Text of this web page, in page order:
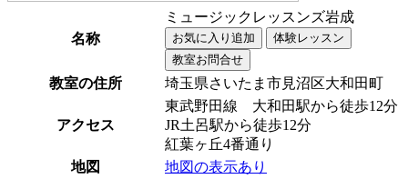
名称
ミュージックレッスンズ岩成
教室の住所 埼玉県さいたま市見沼区大和田町
アクセス
東武野田線 大和田駅から徒歩12分
JR土呂駅から徒歩12分
紅葉ヶ丘4番通り
地図
地図の表示あり